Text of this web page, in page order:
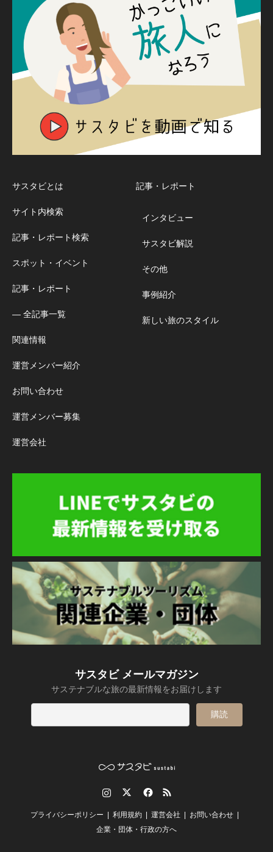
サスタビとは
サイト内検索
記事・レポート検索
スポット・イベント
記事・レポート
― 全記事一覧
関連情報
運営メンバー紹介
お問い合わせ
運営メンバー募集
運営会社
記事・レポート
インタビュー
サスタビ解説
その他
事例紹介
新しい旅のスタイル
サスタビ メールマガジン
サステナブルな旅の最新情報をお届けします
RSS
プライバシーポリシー 利用規約 運営会社
お問い合わせ
企業・団体・行政の方へ